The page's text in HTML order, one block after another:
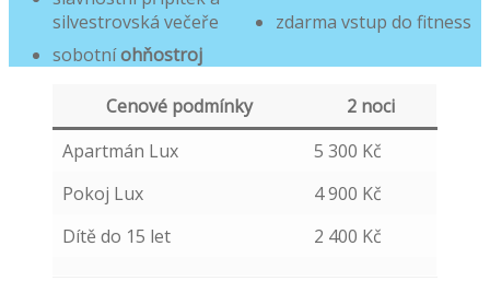
silvestrovská večeře
sobotníohňostroj
zdarma vstup do fitness
Cenové podmínky
2 noci
Apartmán Lux
5 300 Kč
Pokoj Lux
4 900 Kč
Dítě do 15 let
2 400 Kč